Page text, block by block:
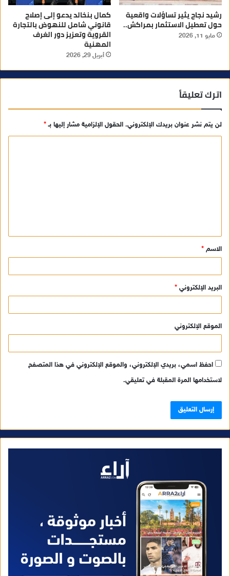
رشيد نجاح يثير تساؤلات واقعية
حول تعطيل الاستثمار بمراكش..
مايو 11, 2026
كمال بنخالد يدعو إلى إصلاح
قانوني شامل للنهوض بالتجارة
القروية وتعزيز دور الغرف
المهنية
أبريل 29, 2026
اترك تعليقاً
لن يتم نشر عنوان بريدك الإلكتروني. الحقول الإلزامية مشار إليها بـ*
ق
*
الاسم *
البريد الإلكتروني *
الموقع الإلكتروني
احفظ اسمي، بريدي الإلكتروني، والموقع الإلكتروني في هذا المتصفح
لاستخدامها المرة المقبلة في تعليقي.